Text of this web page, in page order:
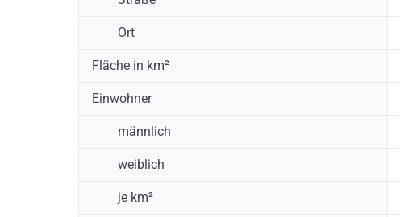
Ort
Fläche in km²
Einwohner
männlich
weiblich
je km²